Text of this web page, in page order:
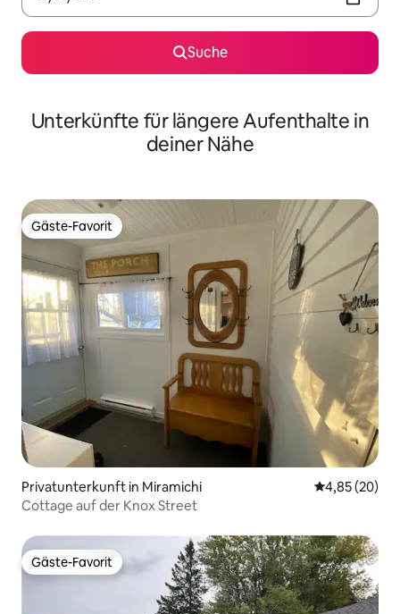
Suche
Unterkünfte für längere Aufenthalte in
deiner Nähe
Gäste-Favorit
Gäste-Favorit
Privatunterkunft in Miramichi
4,85 (20)
Cottage auf der Knox Street
Gäste-Favorit
Gäste-Favorit